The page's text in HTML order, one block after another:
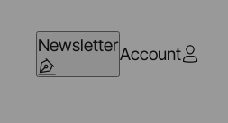
NewsletterAccount